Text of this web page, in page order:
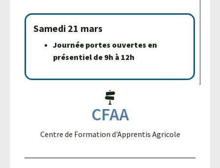
Samedi 21 mars
Journée portes ouvertes en
présentiel de 9h à 12h
CFAA
Centre de Formation d'Apprentis Agricole